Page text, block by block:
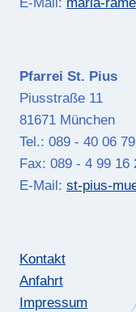
Pfarrei St. Pius
Piusstraße 11
81671 München
Tel.: 089 - 40 06 79
Fax: 089 - 4 99 16
E-Mail: st-pius-
Kontakt
Anfahrt
Impressum